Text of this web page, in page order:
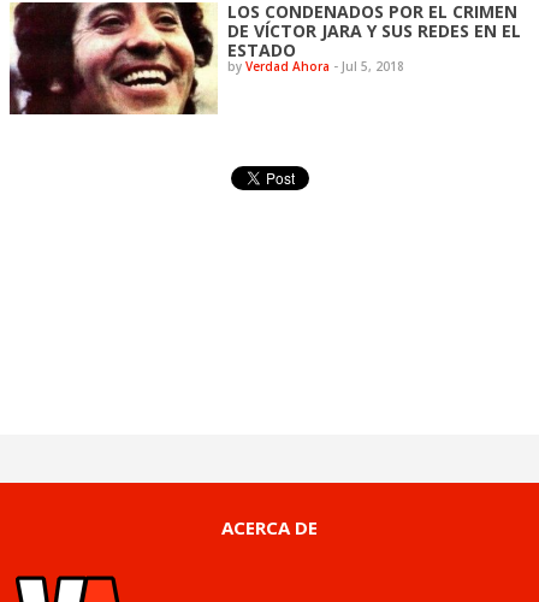
LOS CONDENADOS POR EL CRIMEN
DE VÍCTOR JARA Y SUS REDES EN EL
ESTADO
byVerdad Ahora - Jul 5, 2018
ACERCA DE